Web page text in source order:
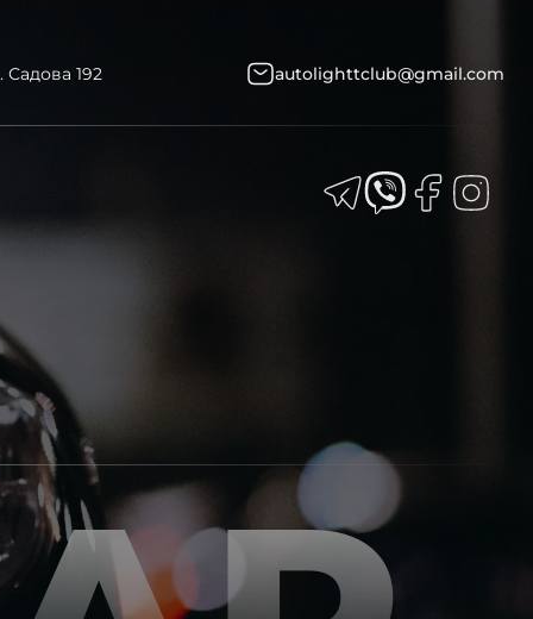
Садова 192 autolighttclub@gmail.com